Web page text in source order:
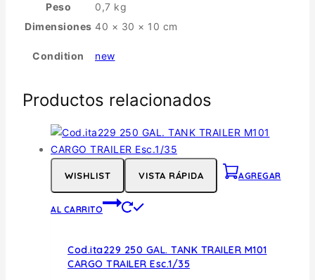
Peso
0,7 kg
Dimensiones 40 × 30 × 10 cm
Condition new
Productos relacionados
WISHLIST VISTA RÁPIDA AGREGAR
AL CARRITO
Cod.ita229 250 GAL. TANK TRAILER M101
CARGO TRAILER Esc.1/35